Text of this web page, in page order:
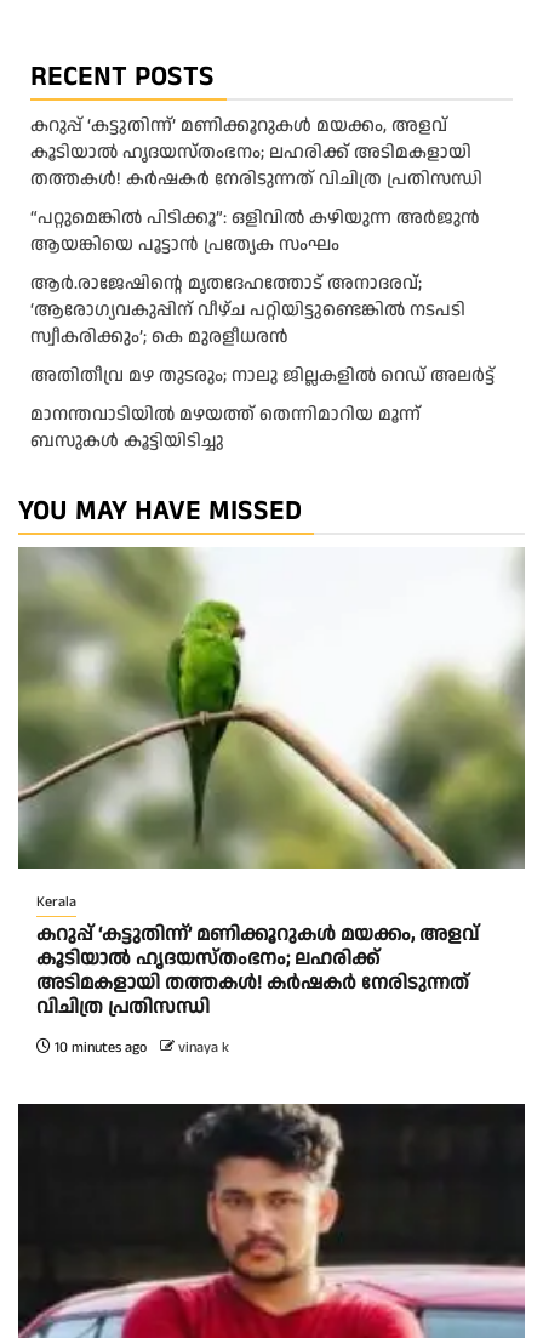
RECENT POSTS
കറുപ്പ് ‘കട്ടുതിന്ന്’ മണിക്കൂറുകൾ മയക്കം, അളവ്
കൂടിയാൽ ഹൃദയസ്തംഭനം; ലഹരിക്ക് അടിമകളായി
തത്തകള്‍! കർഷകർ നേരിടുന്നത് വിചിത്ര പ്രതിസന്ധി
“പറ്റുമെങ്കിൽ പിടിക്കൂ”: ഒളിവിൽ കഴിയുന്ന അർജുൻ
ആയങ്കിയെ പൂട്ടാൻ പ്രത്യേക സംഘം
ആര്‍.രാജേഷിന്റെ മൃതദേഹത്തോട് അനാദരവ്;
‘ആരോഗ്യവകുപ്പിന് വീഴ്ച പറ്റിയിട്ടുണ്ടെങ്കില്‍ നടപടി
സ്വീകരിക്കും’; കെ മുരളീധരന്‍
അതിതീവ്ര മഴ തുടരും; നാലു ജില്ലകളിൽ റെഡ് അലർട്ട്
മാനന്തവാടിയിൽ മഴയത്ത് തെന്നിമാറിയ മൂന്ന്
ബസുകൾ കൂട്ടിയിടിച്ചു
YOU MAY HAVE MISSED
Kerala
കറുപ്പ് ‘കട്ടുതിന്ന്’ മണിക്കൂറുകൾ മയക്കം, അളവ്
കൂടിയാൽ ഹൃദയസ്തംഭനം; ലഹരിക്ക്
അടിമകളായി തത്തകള്‍! കർഷകർ നേരിടുന്നത്
വിചിത്ര പ്രതിസന്ധി
10 minutes ago vinaya k